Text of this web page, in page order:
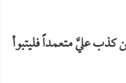
عليَّ متعمداً فليتبوأ